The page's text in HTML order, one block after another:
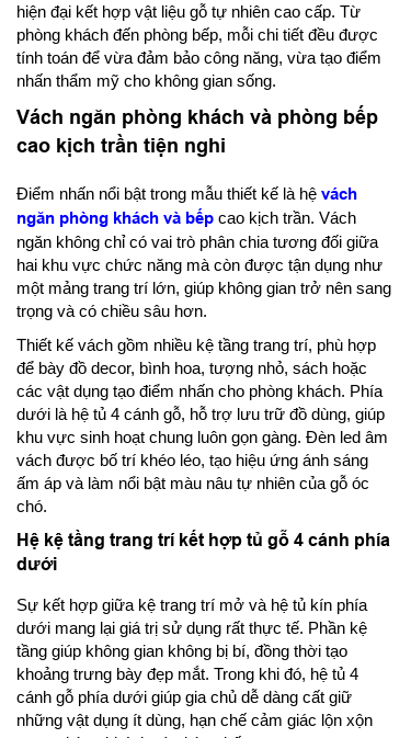
hiện đại kết hợp vật liệu gỗ tự nhiên cao cấp. Từ
phòng khách đến phòng bếp, mỗi chi tiết đều được
tính toán để vừa đảm bảo công năng, vừa tạo điểm
nhấn thẩm mỹ cho không gian sống.
Vách ngăn phòng khách và phòng bếp
cao kịch trần tiện nghi
Điểm nhấn nổi bật trong mẫu thiết kế là hệ vách
ngăn phòng khách và bếp cao kịch trần. Vách
ngăn không chỉ có vai trò phân chia tương đối giữa
hai khu vực chức năng mà còn được tận dụng như
một mảng trang trí lớn, giúp không gian trở nên sang
trọng và có chiều sâu hơn.
Thiết kế vách gồm nhiều kệ tầng trang trí, phù hợp
để bày đồ decor, bình hoa, tượng nhỏ, sách hoặc
các vật dụng tạo điểm nhấn cho phòng khách. Phía
dưới là hệ tủ 4 cánh gỗ, hỗ trợ lưu trữ đồ dùng, giúp
khu vực sinh hoạt chung luôn gọn gàng. Đèn led âm
vách được bố trí khéo léo, tạo hiệu ứng ánh sáng
ấm áp và làm nổi bật màu nâu tự nhiên của gỗ óc
chó.
Hệ kệ tầng trang trí kết hợp tủ gỗ 4 cánh phía
dưới
Sự kết hợp giữa kệ trang trí mở và hệ tủ kín phía
dưới mang lại giá trị sử dụng rất thực tế. Phần kệ
tầng giúp không gian không bị bí, đồng thời tạo
khoảng trưng bày đẹp mắt. Trong khi đó, hệ tủ 4
cánh gỗ phía dưới giúp gia chủ dễ dàng cất giữ
những vật dụng ít dùng, hạn chế cảm giác lộn xộn